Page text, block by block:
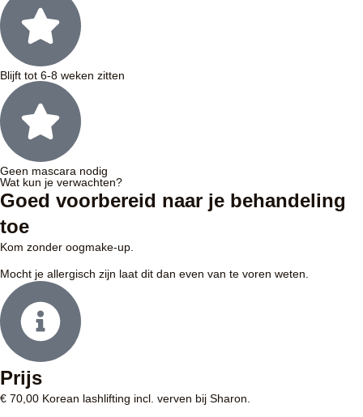
Blijft tot 6-8 weken zitten
Geen mascara nodig
Wat kun je verwachten?
Goed voorbereid naar je behandeling
toe
Kom zonder oogmake-up.
Mocht je allergisch zijn laat dit dan even van te voren weten.
Prijs
€ 70,00 Korean lashlifting incl. verven bij Sharon.